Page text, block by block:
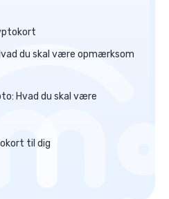
du skal være opmærksom
Hvad du skal være
til dig